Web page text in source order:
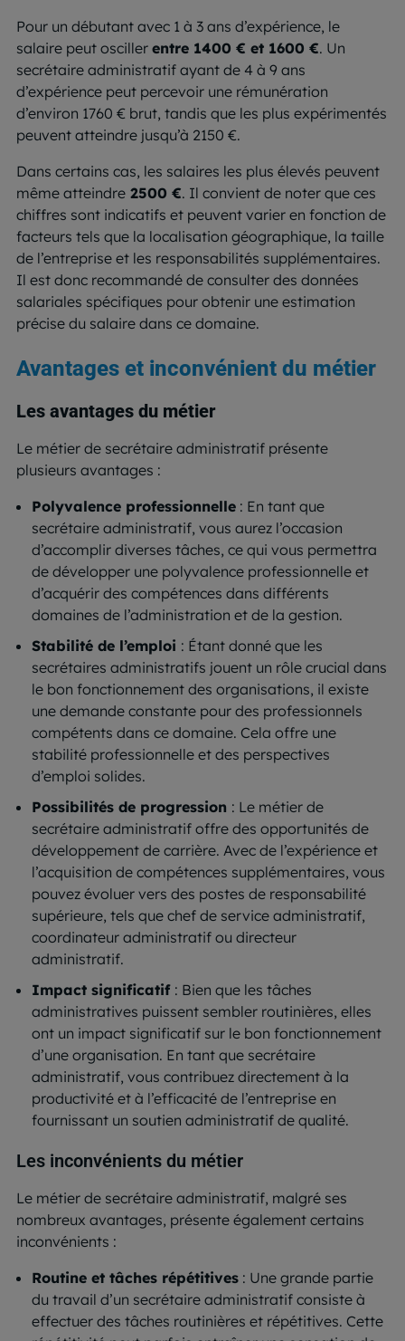
Pour un débutant avec 1 à 3 ans d’expérience, le
salaire peut osciller entre 1400 € et 1600 €. Un
secrétaire administratif ayant de 4 à 9 ans
d’expérience peut percevoir une rémunération
d’environ 1760 € brut, tandis que les plus expérimentés
peuvent atteindre jusqu’à 2150 €.
Dans certains cas, les salaires les plus élevés peuvent
même atteindre 2500 €. Il convient de noter que ces
chiffres sont indicatifs et peuvent varier en fonction de
facteurs tels que la localisation géographique, la taille
de l’entreprise et les responsabilités supplémentaires.
Il est donc recommandé de consulter des données
salariales spécifiques pour obtenir une estimation
précise du salaire dans ce domaine.
Avantages et inconvénient du métier
Les avantages du métier
Le métier de secrétaire administratif présente
plusieurs avantages :
Polyvalence professionnelle : En tant que
secrétaire administratif, vous aurez l’occasion
d’accomplir diverses tâches, ce qui vous permettra
de développer une polyvalence professionnelle et
d’acquérir des compétences dans différents
domaines de l’administration et de la gestion.
Stabilité de l’emploi : Étant donné que les
secrétaires administratifs jouent un rôle crucial dans
le bon fonctionnement des organisations, il existe
une demande constante pour des professionnels
compétents dans ce domaine. Cela offre une
stabilité professionnelle et des perspectives
d’emploi solides.
Possibilités de progression : Le métier de
secrétaire administratif offre des opportunités de
développement de carrière. Avec de l’expérience et
l’acquisition de compétences supplémentaires, vous
pouvez évoluer vers des postes de responsabilité
supérieure, tels que chef de service administratif,
coordinateur administratif ou directeur
administratif.
Impact significatif : Bien que les tâches
administratives puissent sembler routinières, elles
ont un impact significatif sur le bon fonctionnement
d’une organisation. En tant que secrétaire
administratif, vous contribuez directement à la
productivité et à l’efficacité de l’entreprise en
fournissant un soutien administratif de qualité.
Les inconvénients du métier
Le métier de secrétaire administratif, malgré ses
nombreux avantages, présente également certains
inconvénients :
Routine et tâches répétitives : Une grande partie
du travail d’un secrétaire administratif consiste à
effectuer des tâches routinières et répétitives. Cette